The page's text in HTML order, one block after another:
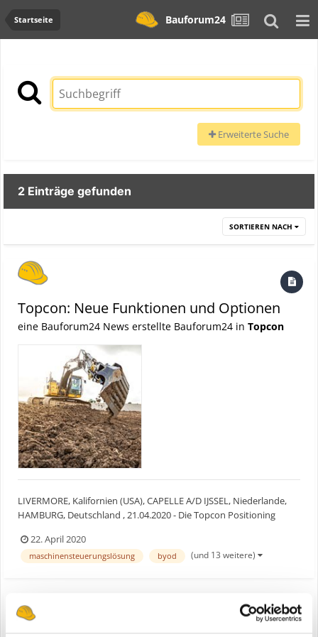
Startseite Bauforum24
Erweiterte Suche
2 Einträge gefunden
SORTIEREN NACH
Topcon: Neue Funktionen und Optionen
eine Bauforum24 News erstellte Bauforum24 in Topcon
LIVERMORE, Kalifornien (USA), CAPELLE A/D IJSSEL, Niederlande,
HAMBURG, Deutschland , 21.04.2020 - Die Topcon Positioning
Maschinensteuerungslösungen vor. Für Bauunternehmen bieten
sich Möglichkeiten zu mehr Leistung und Wirtschaftlichkeit bei
22. April 2020
maschinensteuerungslösung byod (und 13 weitere)